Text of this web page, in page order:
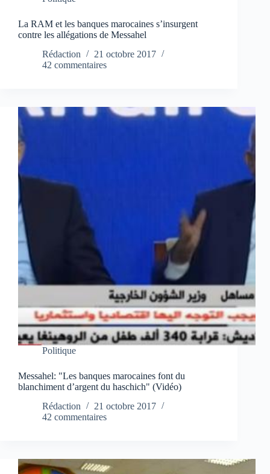
La RAM et les banques marocaines s’insurgent
contre les allégations de Messahel
Rédaction
21 octobre 2017
42 commentaires
Politique
Messahel: "Les banques marocaines font du
blanchiment d’argent du haschich" (Vidéo)
Rédaction
21 octobre 2017
42 commentaires